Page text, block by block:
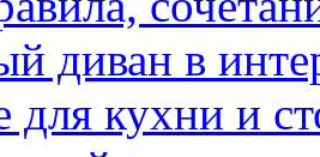
диван в
для кухни и